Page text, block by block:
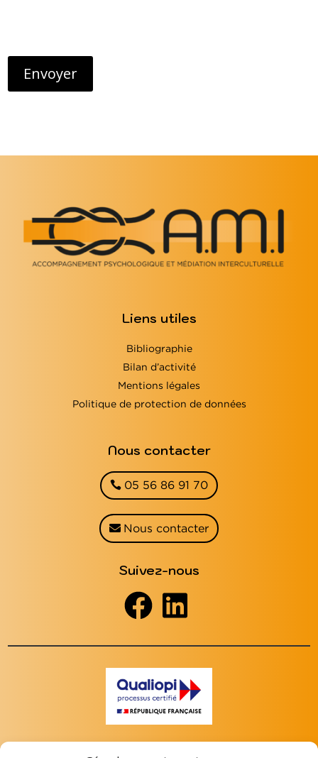
Liens utiles
Bibliographie
Bilan d’activité
Mentions légales
Politique de protection de données
Nous contacter
05 56 86 91 70
Nous contacter
Suivez-nous